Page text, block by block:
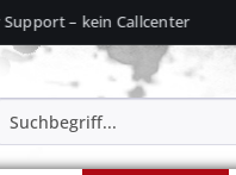
– kein Callcenter